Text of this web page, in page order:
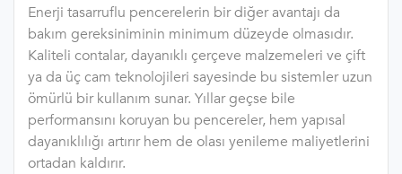
Enerji tasarruflu pencerelerin bir diğer avantajı da
bakım gereksiniminin minimum düzeyde olmasıdır.
Kaliteli contalar, dayanıklı çerçeve malzemeleri ve çift
ya da üç cam teknolojileri sayesinde bu sistemler uzun
ömürlü bir kullanım sunar. Yıllar geçse bile
performansını koruyan bu pencereler, hem yapısal
dayanıklılığı artırır hem de olası yenileme maliyetlerini
ortadan kaldırır.